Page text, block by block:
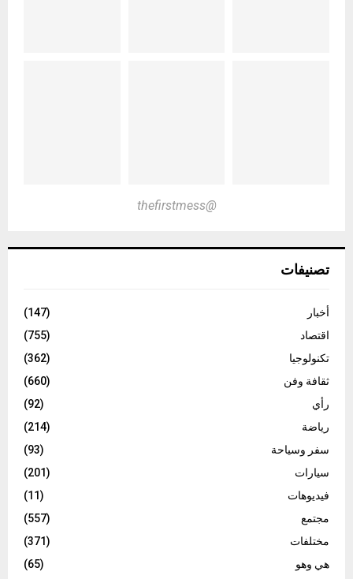
@thefirstmess
تصنيفات
أخبار
(147)
اقتصاد
(755)
تكنولوجيا
(362)
ثقافة وفن
(660)
رأي
(92)
رياضة
(214)
سفر وسياحة
(93)
سيارات
(201)
فيديوهات
(11)
مجتمع
(557)
مختلفات
(371)
هي وهو
(65)